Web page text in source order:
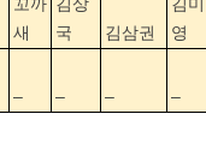
꼬까
새
김상
국
김삼권
김미
영
– – – –